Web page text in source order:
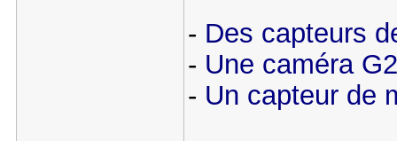
- Des capteurs
- Une caméra G2
- Un capteur de